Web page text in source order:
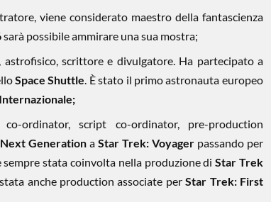
viene considerato maestro della fantascienza
sarà possibile ammirare una sua mostra;
astrofisico, scrittore e divulgatore. Ha partecipato a
Space Shuttle . È stato il primo astronauta europeo
ordinator, script co-ordinator, pre-production
Generationa Star Trek: Voyagerpassando per
sempre stata coinvolta nella produzione diStar Trek
anche production associate perStar Trek: First